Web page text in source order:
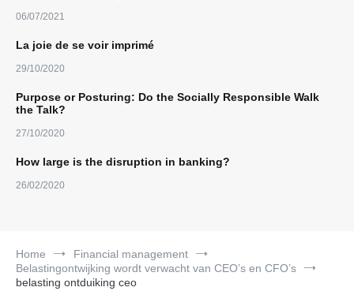
06/07/2021
La joie de se voir imprimé
29/10/2020
Purpose or Posturing: Do the Socially Responsible Walk
the Talk?
27/10/2020
How large is the disruption in banking?
26/02/2020
Home
Financial management
Belastingontwijking wordt verwacht van CEO’s en CFO’s
belasting ontduiking ceo